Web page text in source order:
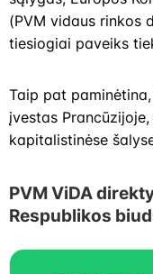
(PVM vidaus rinkos
tiesiogiai paveiks
Taip pat
įvestas
kapitalistinėse
PVM ViDA
Respublikos